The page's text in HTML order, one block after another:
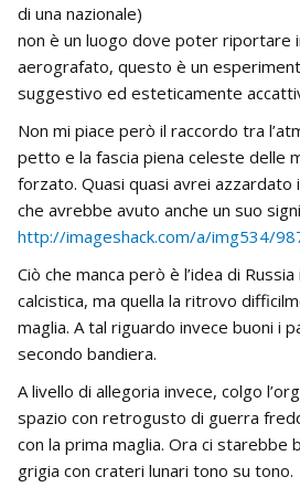
di una nazionale)
non è un luogo dove poter riportare
aerografato, questo è un
suggestivo ed esteticamente
Non mi piace però il raccordo tra
petto e la fascia piena celeste delle
forzato. Quasi quasi avrei azzardato
che avrebbe avuto anche un suo
http://imageshack.com/a/img534/
Ciò che manca però è l’idea di
calcistica, ma quella la ritrovo
maglia. A tal riguardo invece buoni i
secondo bandiera.
A livello di allegoria invece, colgo
spazio con retrogusto di guerra
con la prima maglia. Ora ci starebbe
grigia con crateri lunari tono su tono.